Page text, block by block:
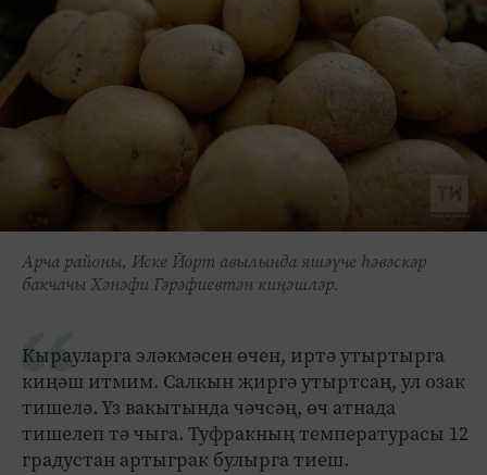
Арча районы, Иске Йорт авылында яшәүче һәвәскәр
бакчачы Хәнәфи Гәрәфиевтән киңәшләр.
Кырауларга эләкмәсен өчен, иртә утыртырга
киңәш итмим. Салкын җиргә утыртсаң, ул озак
тишелә. Үз вакытында чәчсәң, өч атнада
тишелеп тә чыга. Туфракның температурасы 12
градустан артыграк булырга тиеш.